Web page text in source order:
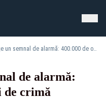
Europol trage un semnal de alarmă: 400.000 de organizații de crimă organizată activează în UE
de alarmă:
de crimă